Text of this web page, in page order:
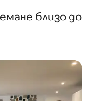
близо до